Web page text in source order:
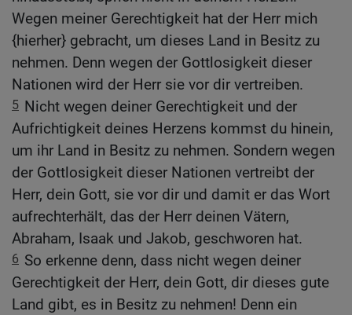
Wegen meiner Gerechtigkeit hat der Herr mich
{hierher} gebracht, um dieses Land in Besitz zu
nehmen. Denn wegen der Gottlosigkeit dieser
Nationen wird der Herr sie vor dir vertreiben.
5 Nicht wegen deiner Gerechtigkeit und der
Aufrichtigkeit deines Herzens kommst du hinein,
um ihr Land in Besitz zu nehmen. Sondern wegen
der Gottlosigkeit dieser Nationen vertreibt der
Herr, dein Gott, sie vor dir und damit er das Wort
aufrechterhält, das der Herr deinen Vätern,
Abraham, Isaak und Jakob, geschworen hat.
6 So erkenne denn, dass nicht wegen deiner
Gerechtigkeit der Herr, dein Gott, dir dieses gute
Land gibt, es in Besitz zu nehmen! Denn ein